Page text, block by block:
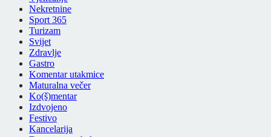
Nekretnine
Sport 365
Turizam
Svijet
Zdravlje
Gastro
Komentar utakmice
Maturalna večer
Ko(š)mentar
Izdvojeno
Festivo
Kancelarija